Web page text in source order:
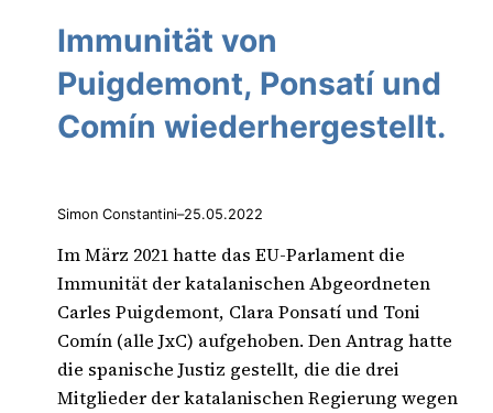
Immunität von
Puigdemont, Ponsatí und
Comín wiederhergestellt.
Simon Constantini–25.05.2022
Im März 2021 hatte das EU-Parlament die
Immunität der katalanischen Abgeordneten
Carles Puigdemont, Clara Ponsatí und Toni
Comín (alle JxC) aufgehoben. Den Antrag hatte
die spanische Justiz gestellt, die die drei
Mitglieder der katalanischen Regierung wegen